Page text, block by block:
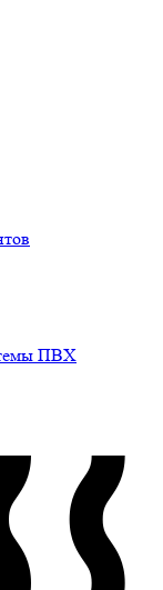
ПВХ